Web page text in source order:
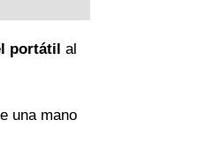
portátil al
una mano